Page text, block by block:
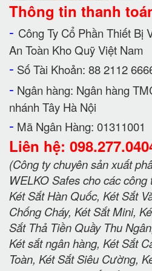
Thông tin thanh
- Công Ty Cổ Phần Thiết Bị
An Toàn Kho Quỹ Việt Nam
- Số Tài Khoản: 88 2112
- Ngân hàng: Ngân hàng
nhánh Tây Hà Nội
- Mã Ngân Hàng: 01311001
Liên hệ:
(Công ty chuyên sản xuất
WELKO Safes cho các
Két Sắt Hàn Quốc, Két Sắt
Chống Cháy, Két Sắt Mini,
Sắt Thả Tiền Quầy Thu
Két sắt ngân hàng, Két Sắt
Toàn, Két Sắt Siêu Cường,